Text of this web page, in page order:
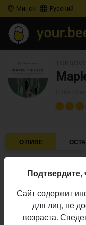
Минск Русский
О ПИВЕ
Пивоварня:
Алкоголь:
Начало
выпуска:
Подтвердите,
Сайт содержит
для лиц, не
возраста.